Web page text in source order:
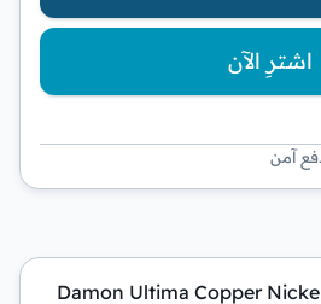
اشترِ الآن
آمن
Damon Ultima Copper